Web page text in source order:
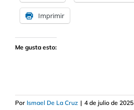
Imprimir
Me gusta esto:
Por Ismael De La Cruz | 4 de julio de 2025